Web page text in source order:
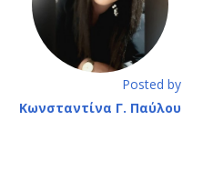
Posted by
Κωνσταντίνα Γ. Παύλου